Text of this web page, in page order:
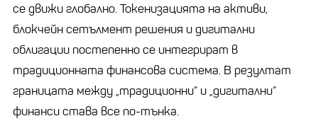
се движи глобално. Токенизацията на активи,
блокчейн сетълмент решения и дигитални
облигации постепенно се интегрират в
традиционната финансова система. В резултат
границата между „традиционни“ и „дигитални“
финанси става все по-тънка.